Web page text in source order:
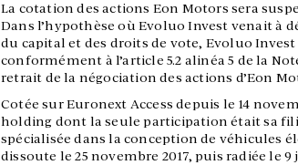
La cotation des actions Eon Motors sera
Dans l’hypothèse où Evoluo Invest venait à
du capital et des droits de vote, Evoluo
conformément à l’article 5.2 alinéa 5 de la
retrait de la négociation des actions d’Eon
Cotée sur Euronext Access depuis le 14
holding dont la seule participation était sa
spécialisée dans la conception de véhicules
dissoute le 25 novembre 2017, puis radiée le 9